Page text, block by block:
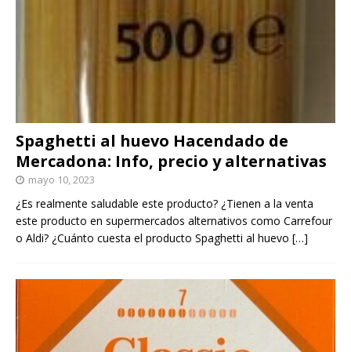
Spaghetti al huevo Hacendado de
Mercadona: Info, precio y alternativas
mayo 10, 2023
¿Es realmente saludable este producto? ¿Tienen a la venta
este producto en supermercados alternativos como Carrefour
o Aldi? ¿Cuánto cuesta el producto Spaghetti al huevo […]